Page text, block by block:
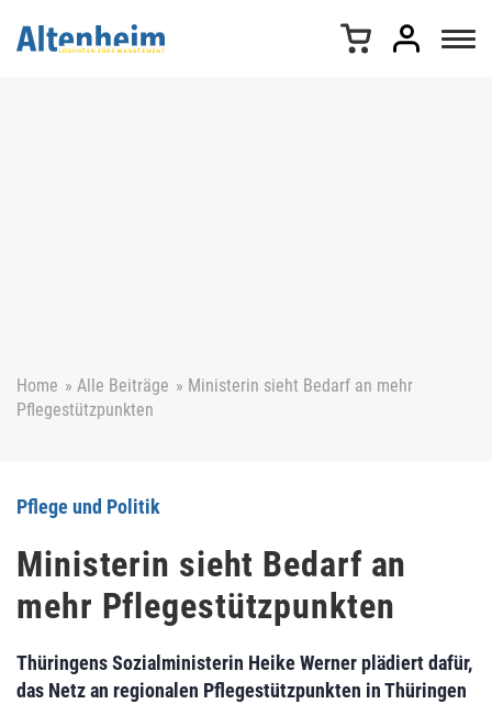
Home » Alle Beiträge » Ministerin sieht Bedarf an mehr
Pflegestützpunkten
Pflege und Politik
Ministerin sieht Bedarf an
mehr Pflegestützpunkten
Thüringens Sozialministerin Heike Werner plädiert dafür,
das Netz an regionalen Pflegestützpunkten in Thüringen